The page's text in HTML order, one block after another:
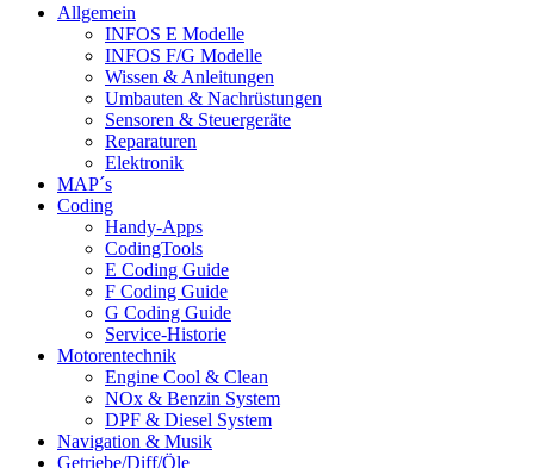
Allgemein
INFOS E Modelle
INFOS F/G Modelle
Wissen & Anleitungen
Umbauten & Nachrüstungen
Sensoren & Steuergeräte
Reparaturen
Elektronik
MAP´s
Coding
Handy-Apps
CodingTools
E Coding Guide
F Coding Guide
G Coding Guide
Service-Historie
Motorentechnik
Engine Cool & Clean
NOx & Benzin System
DPF & Diesel System
Navigation & Musik
Getriebe/Diff/Öle